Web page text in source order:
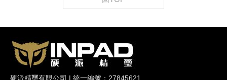
硬派精璽有限公司 | 統一編號：27845621